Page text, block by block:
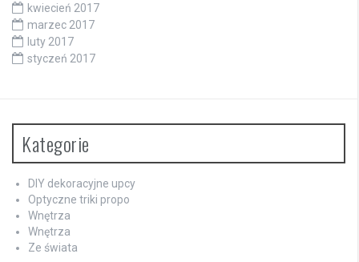
kwiecień 2017
marzec 2017
luty 2017
styczeń 2017
Kategorie
DIY dekoracyjne upcy
Optyczne triki propo
Wnętrza
Wnętrza
Ze świata